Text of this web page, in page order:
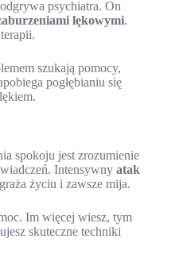
psychiatra. On
lękowymi.
szukają pomocy,
pogłębianiu się
spokoju jest zrozumienie
Intensywny atak
życiu i zawsze mija.
Im więcej wiesz, tym
skuteczne techniki